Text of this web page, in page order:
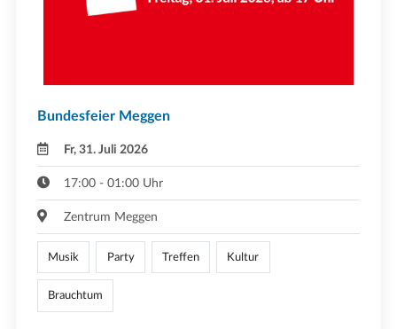
Bundesfeier Meggen
Fr, 31. Juli 2026
17:00 - 01:00 Uhr
Zentrum Meggen
Musik Party Treffen Kultur
Brauchtum